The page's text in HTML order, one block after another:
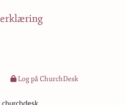
Log på ChurchDesk